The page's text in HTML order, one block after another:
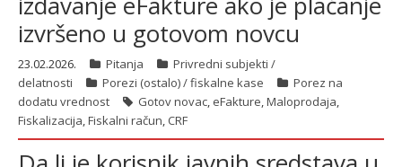
izvršeno u gotovom novcu
23.02.2026. Pitanja
Privredni subjekti /
delatnosti
Porezi (ostalo) / fiskalne kase
Porez na
dodatu vrednost
Gotov novac, eFakture,Maloprodaja,
Fiskalizacija,Fiskalni račun, CRF